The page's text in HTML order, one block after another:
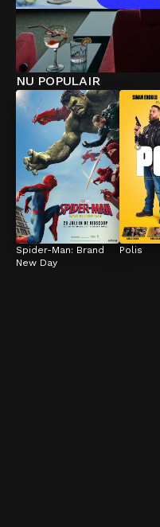
NU POPULAIR
Spider-Man: Brand
New Day
Polis